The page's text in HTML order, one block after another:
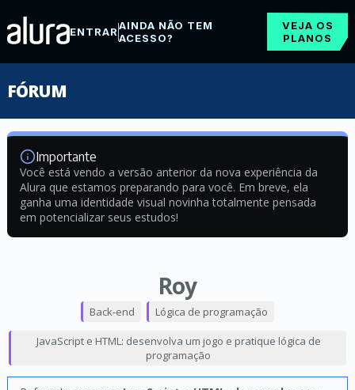
ENTRARAINDA NÃO TEM
ACESSO?
VEJA OS
PLANOS
FÓRUM
Importante
Você está vendo a versão anterior da nova experiência da
Alura que estamos preparando para você. Em breve, ela
ganha uma identidade visual novinha totalmente pensada
em potencializar seus estudos!
Roy
Back-end Lógica de programação
JavaScript e HTML: desenvolva um jogo e pratique lógica de
programação